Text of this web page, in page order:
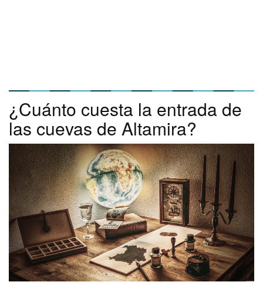
¿Cuánto cuesta la entrada de
las cuevas de Altamira?